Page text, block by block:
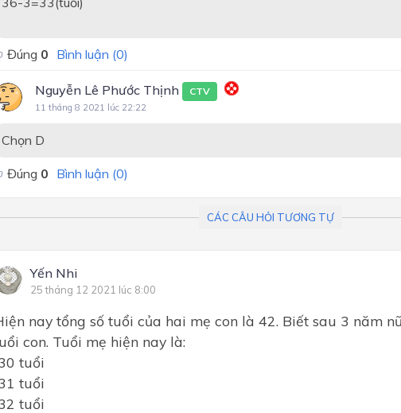
Đúng 0 Bình luận (0)
Nguyễn Lê Phước Thịnh CTV
11 tháng 8 2021 lúc 22:22
Chọn D
Đúng 0 Bình luận (0)
CÁC CÂU HỎI TƯƠNG TỰ
Yến Nhi
25 tháng 12 2021 lúc 8:00
nay tổng số tuổi của hai mẹ con là 42. Biết sau 3 năm
con. Tuổi mẹ hiện nay là:
tuổi
tuổi
tuổi